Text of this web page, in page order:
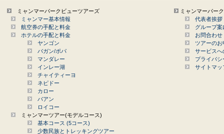
ミャンマーパークビューツアーズ
ミャンマー基本情報
航空券の手配と料金
ホテルの手配と料金
ヤンゴン
バガン/ポパ
マンダレー
インレー湖
チャイティーヨ
ネピドー
カロー
パアン
ロイコー
ミャンマーツアー(モデルコース)
基本コース (5コース)
少数民族とトレッキングツアー
ミャンマーパー
代表者挨拶
グループ案
お問合わせ
ツアーのお
サービスへ
プライバ
サイトマッ